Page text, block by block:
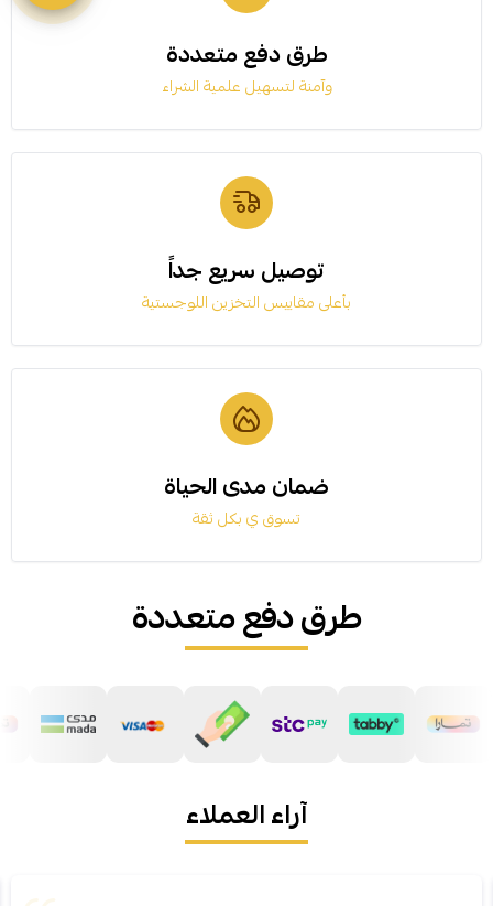
طرق دفع متعددة
وآمنة لتسهيل علمية الشراء
توصيل سريع جداً
بأعلى مقاييس التخزين اللوجستية
ضمان مدى الحياة
تسوق ي بكل ثقة
طرق دفع متعددة
آراء العملاء